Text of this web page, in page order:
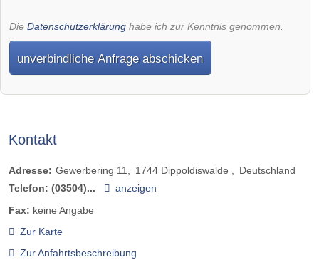
Die Datenschutzerklärung habe ich zur Kenntnis genommen.
unverbindliche Anfrage abschicken
Kontakt
Adresse: Gewerbering 11 1744 Dippoldiswalde
Deutschland
Telefon: (03504)...
anzeigen
Fax: keine Angabe
Zur Karte
Zur Anfahrtsbeschreibung